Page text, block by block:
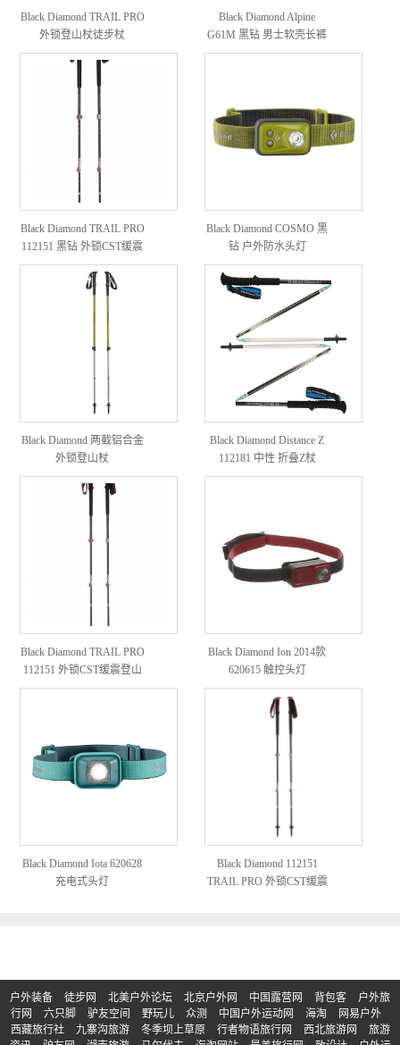
Black Diamond TRAIL PRO
外锁登山杖徒步杖
Black Diamond Alpine
G61M 黑钻 男士软壳长裤
Black Diamond TRAIL PRO
112151 黑钻 外锁CST缓震
登山杖
Black Diamond COSMO 黑
钻 户外防水头灯
Black Diamond 两截铝合金
外锁登山杖
Black Diamond Distance Z
112181 中性 折叠Z杖
Black Diamond TRAIL PRO
112151 外锁CST缓震登山
杖
Black Diamond Ion 2014款
620615 触控头灯
Black Diamond Iota 620628
充电式头灯
Black Diamond 112151
TRAIL PRO 外锁CST缓震
户外装备 徒步网 北美户外论坛 北京户外网 中国露营网 背包客
户外旅
行网
六只脚 驴友空间 野玩儿 众测 中国户外运动网 海淘
网易户外
西藏旅行社
九寨沟旅游 冬季坝上草原 行者物语旅行网 西北旅游网
旅游